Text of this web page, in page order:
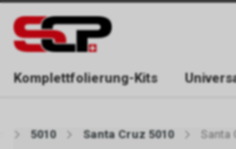
ERREICHBAR NUR WÄHREND DER
Komplettfolierung-Kits
5010 Santa Cruz 5010 Santa